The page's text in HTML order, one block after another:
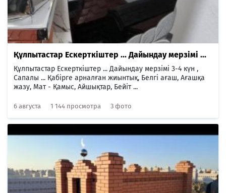
Құлпытастар Ескерткіштер ... Дайындау мерзімі ...
Құлпытастар Ескерткіштер ... Дайындау мерзімі 3-4 күн ,
Сапалы ... Қабірге арналған жиынтық, Белгі ағаш, Ағашқа
жазу, Мат - Қамыс, Айшықтар, Бейіт ...
6 августа 1 144 просмотра 3 фото